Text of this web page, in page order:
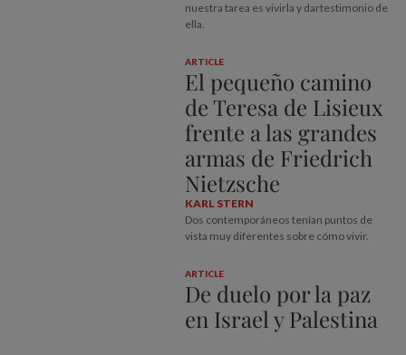
nuestra tarea es vivirla y dartestimonio de
ella.
ARTICLE
El pequeño camino
de Teresa de Lisieux
frente a las grandes
armas de Friedrich
Nietzsche
KARL STERN
Dos contemporáneos tenían puntos de
vista muy diferentes sobre cómo vivir.
ARTICLE
De duelo por la paz
en Israel y Palestina